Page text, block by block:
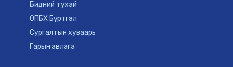
Бидний тухай
ОПБХ Бүртгэл
Сургалтын хуваарь
Гарын авлага